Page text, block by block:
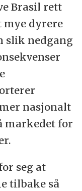
Brasil rett
mye dyrere
slik nedgang
nasjonalt
markedet for
seg at
tilbake så